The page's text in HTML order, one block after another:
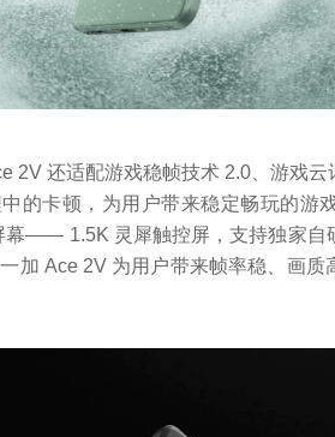
2V 还适配游戏稳帧技术 2.0、游戏
的卡顿，为用户带来稳定畅玩的游
幕—— 1.5K 灵犀触控屏，支持独家自
加 Ace 2V 为用户带来帧率稳、画